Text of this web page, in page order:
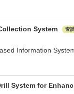
System 査
Information
System for